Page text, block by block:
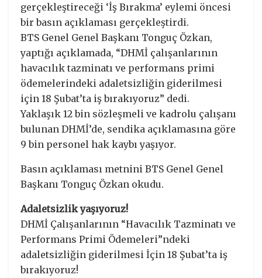
gerçekleştireceği ‘İş Bırakma’ eylemi öncesi
bir basın açıklaması gerçekleştirdi.
BTS Genel Genel Başkanı Tonguç Özkan,
yaptığı açıklamada, “DHMİ çalışanlarının
havacılık tazminatı ve performans primi
ödemelerindeki adaletsizliğin giderilmesi
için 18 Şubat’ta iş bırakıyoruz” dedi.
Yaklaşık 12 bin sözleşmeli ve kadrolu çalışanı
bulunan DHMİ’de, sendika açıklamasına göre
9 bin personel hak kaybı yaşıyor.
Basın açıklaması metnini BTS Genel Genel
Başkanı Tonguç Özkan okudu.
Adaletsizlik yaşıyoruz!
DHMİ Çalışanlarının “Havacılık Tazminatı ve
Performans Primi Ödemeleri”ndeki
adaletsizliğin giderilmesi İçin 18 Şubat’ta iş
bırakıyoruz!